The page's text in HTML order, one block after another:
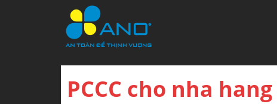
PCCC cho nha hang